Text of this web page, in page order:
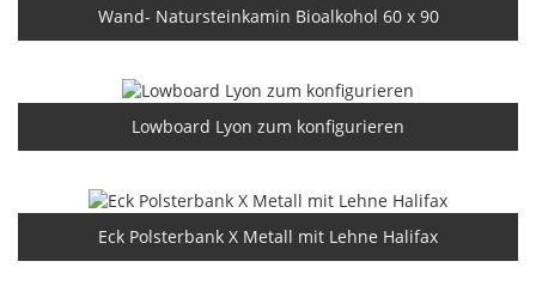
Wand- Natursteinkamin Bioalkohol 60 x 90
Lowboard Lyon zum konfigurieren
Eck Polsterbank X Metall mit Lehne Halifax